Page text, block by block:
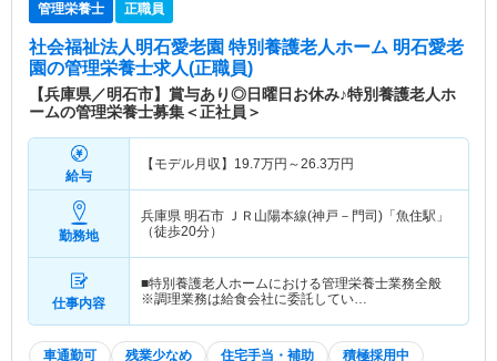
管理栄養士 正職員
社会福祉法人明石愛老園 特別養護老人ホーム 明石愛老
園の管理栄養士求人(正職員)
【兵庫県／明石市】賞与あり◎日曜日お休み♪特別養護老人ホ
ームの管理栄養士募集＜正社員＞
給与
【モデル月収】 19.7万円～26.3万円
勤務地
兵庫県 明石市 ＪＲ山陽本線(神戸－門司)「魚住駅」
（徒歩20分）
仕事内容
■特別養護老人ホームにおける管理栄養士業務全般
※調理業務は給食会社に委託してい…
車通勤可 残業少なめ 住宅手当・補助 積極採用中